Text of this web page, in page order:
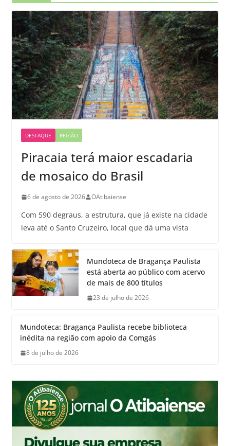
DESTAQUE REGIÃO
Piracaia terá maior escadaria
de mosaico do Brasil
6 de agosto de 2026 OAtibaiense
Com 590 degraus, a estrutura, que já existe na cidade
leva até o Santo Cruzeiro, local que dá uma vista
Mundoteca de Bragança Paulista
está aberta ao público com acervo
de mais de 800 títulos
23 de julho de 2026
Mundoteca: Bragança Paulista recebe biblioteca
inédita na região com apoio da Comgás
8 de julho de 2026